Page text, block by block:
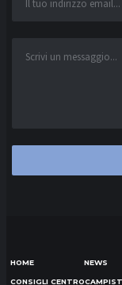
HOME NEWS
CONSIGLI